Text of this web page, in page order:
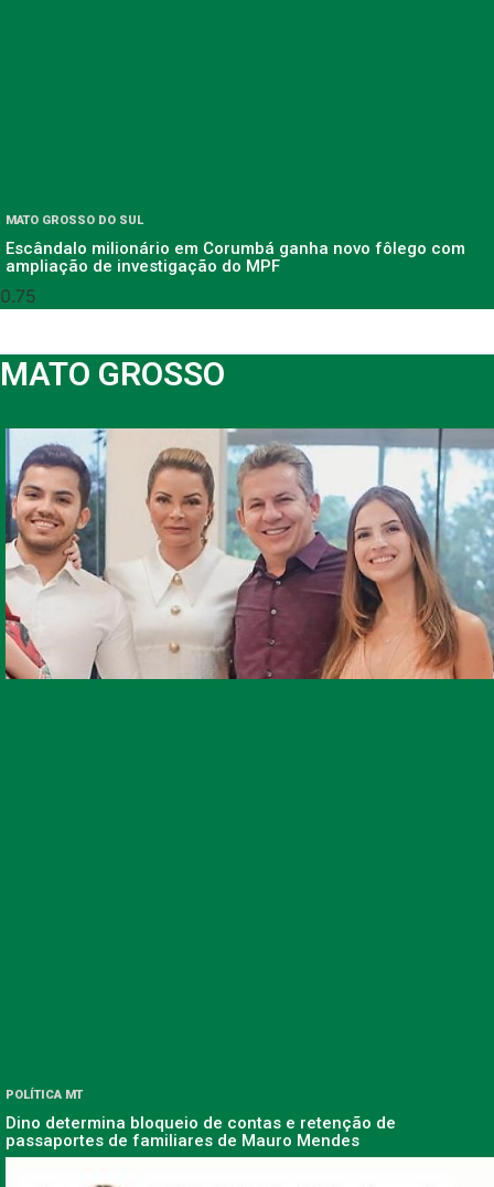
MATO GROSSO DO SUL
Escândalo milionário em Corumbá ganha novo fôlego com
ampliação de investigação do MPF
MATO GROSSO
POLÍTICA MT
Dino determina bloqueio de contas e retenção de
passaportes de familiares de Mauro Mendes